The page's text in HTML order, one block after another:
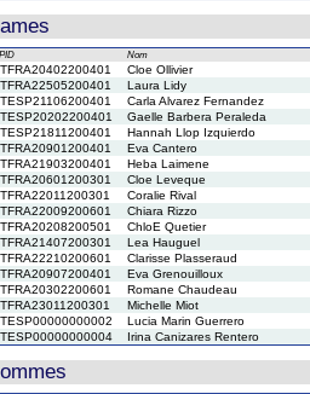
Nom
Cloe Ollivier
Laura Lidy
Carla Alvarez Fernandez
Gaelle Barbera Peraleda
Hannah Llop Izquierdo
Eva Cantero
Heba Laimene
Cloe Leveque
Coralie Rival
Chiara Rizzo
ChloE Quetier
Lea Hauguel
Clarisse Plasseraud
Eva Grenouilloux
Romane Chaudeau
Michelle Miot
Lucia Marin Guerrero
Irina Canizares Rentero